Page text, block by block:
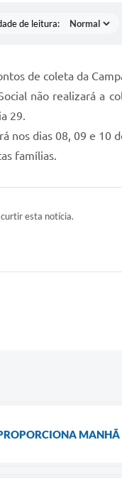
de leitura:
de coleta da
não realizará a
29.
nos dias 08, 09 e
famílias.
esta notícia.